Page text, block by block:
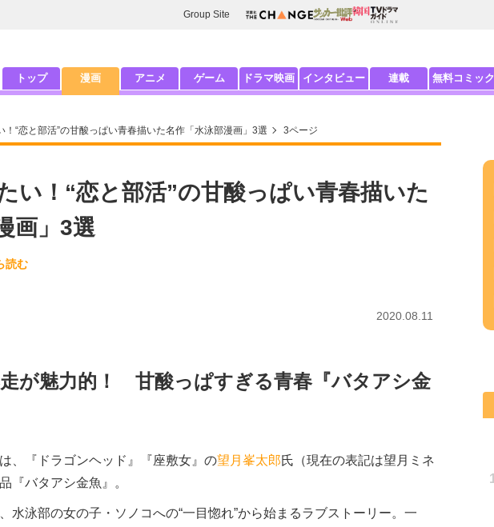
Group Site
トップ 漫画 アニメ ゲーム ドラマ映画 インタビュー 連載 無料コミック
！“恋と部活”の甘酸っぱい青春描いた名作「水泳部漫画」3選 3ページ
い！“恋と部活”の甘酸っぱい青春描いた
画」3選
読む
2020.08.11
が魅力的！ 甘酸っぱすぎる青春『バタアシ金
、『ドラゴンヘッド』『座敷女』の望月峯太郎氏（現在の表記は望月ミネ
『バタアシ金魚』。
水泳部の女の子・ソノコへの“一目惚れ”から始まるラブストーリー。一